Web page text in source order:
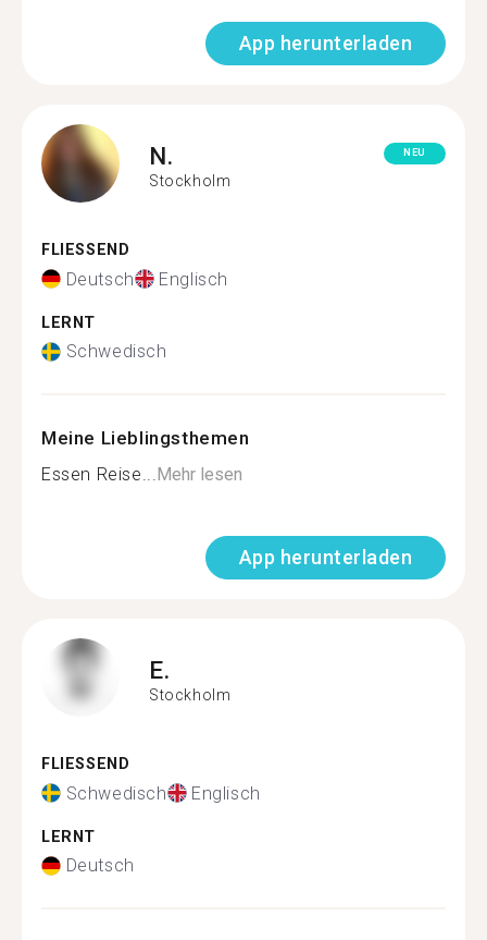
App herunterladen
N.
Stockholm
NEU
FLIESSEND
Deutsch Englisch
LERNT
Schwedisch
Meine Lieblingsthemen
Essen Reise...Mehr lesen
App herunterladen
E.
Stockholm
FLIESSEND
Schwedisch Englisch
LERNT
Deutsch